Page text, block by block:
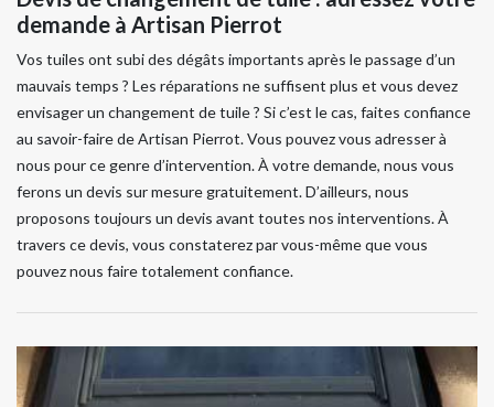
demande à Artisan Pierrot
Vos tuiles ont subi des dégâts importants après le passage d’un
mauvais temps ? Les réparations ne suffisent plus et vous devez
envisager un changement de tuile ? Si c’est le cas, faites confiance
au savoir-faire de Artisan Pierrot. Vous pouvez vous adresser à
nous pour ce genre d’intervention. À votre demande, nous vous
ferons un devis sur mesure gratuitement. D’ailleurs, nous
proposons toujours un devis avant toutes nos interventions. À
travers ce devis, vous constaterez par vous-même que vous
pouvez nous faire totalement confiance.